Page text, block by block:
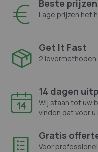
Beste prijzen
Lage prijzen het
Get It Fast
2 levermethoden
14 dagen
Wij staan tot uw
vinden dat voor
Gratis
Voor